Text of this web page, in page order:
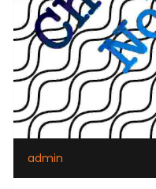
admin